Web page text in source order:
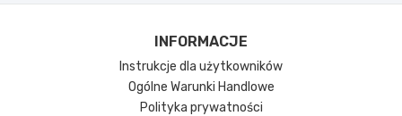
INFORMACJE
Instrukcje dla użytkowników
Ogólne Warunki Handlowe
Polityka prywatności